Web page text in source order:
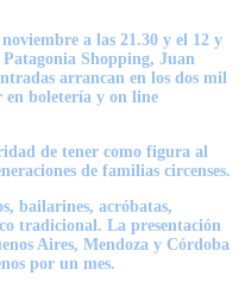
a las 21.30 y el 12 y
Patagonia Shopping, Juan
arrancan en los dos mil
en boletería y on line
de tener como figura al
de familias circenses.
bailarines, acróbatas,
tradicional. La presentación
Aires, Mendoza y Córdoba
por un mes.